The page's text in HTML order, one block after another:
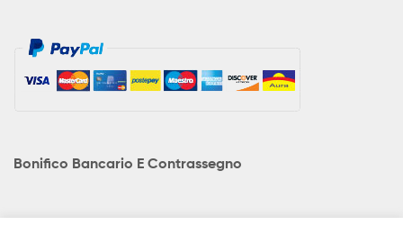
Bonifico Bancario E Contrassegno